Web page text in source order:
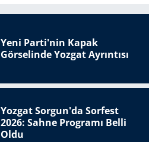
Yeni Parti'nin Kapak
Görselinde Yozgat Ayrıntısı
Yozgat Sorgun'da Sorfest
2026: Sahne Programı Belli
Oldu